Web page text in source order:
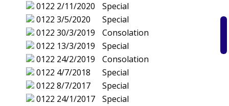
0122 2/11/2020
Special
0122 3/5/2020
Special
0122 30/3/2019
Consolation
0122 13/3/2019
Special
0122 24/2/2019
Consolation
0122 4/7/2018
Special
0122 8/7/2017
Special
0122 24/1/2017
Special